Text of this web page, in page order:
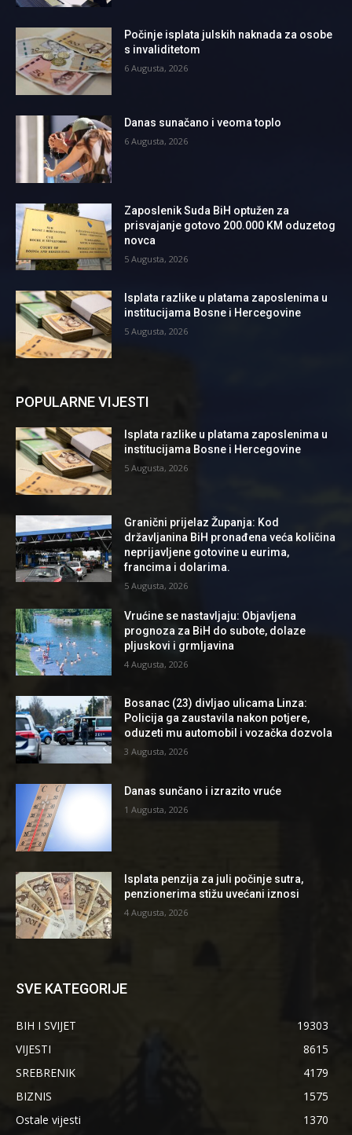
Počinje isplata julskih naknada za osobe
s invaliditetom
6 Augusta, 2026
Danas sunačano i veoma toplo
6 Augusta, 2026
Zaposlenik Suda BiH optužen za
prisvajanje gotovo 200.000 KM oduzetog
novca
5 Augusta, 2026
Isplata razlike u platama zaposlenima u
institucijama Bosne i Hercegovine
5 Augusta, 2026
POPULARNE VIJESTI
Isplata razlike u platama zaposlenima u
institucijama Bosne i Hercegovine
5 Augusta, 2026
Granični prijelaz Županja: Kod
državljanina BiH pronađena veća količina
neprijavljene gotovine u eurima,
francima i dolarima.
5 Augusta, 2026
Vrućine se nastavljaju: Objavljena
prognoza za BiH do subote, dolaze
pljuskovi i grmljavina
4 Augusta, 2026
Bosanac (23) divljao ulicama Linza:
Policija ga zaustavila nakon potjere,
oduzeti mu automobil i vozačka dozvola
3 Augusta, 2026
Danas sunčano i izrazito vruće
1 Augusta, 2026
Isplata penzija za juli počinje sutra,
penzionerima stižu uvećani iznosi
4 Augusta, 2026
SVE KATEGORIJE
BIH I SVIJET
19303
VIJESTI
8615
SREBRENIK
4179
BIZNIS
1575
Ostale vijesti
1370